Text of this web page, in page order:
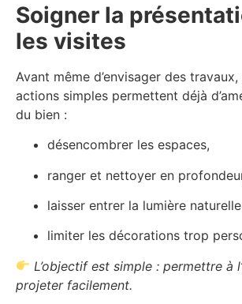
Soigner la
les visites
Avant même d’envisager des
actions simples permettent déjà
du bien :
désencombrer les espaces,
ranger et nettoyer en
laisser entrer la lumière
limiter les décorations trop
L’objectif est simple : permettre à
projeter facilement.